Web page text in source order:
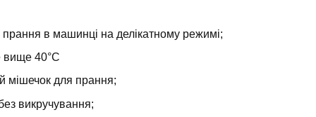
в машинці на делікатному режимі;
вище 40°С
мішечок для прання;
викручування;